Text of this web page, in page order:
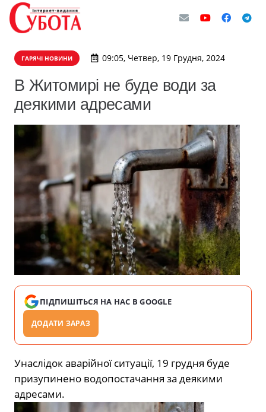
ГАРЯЧІ НОВИНИ 09:05, Четвер, 19 Грудня, 2024
В Житомирі не буде води за
деякими адресами
ПІДПИШІТЬСЯ НА НАС В GOOGLE
ДОДАТИ ЗАРАЗ
Унаслідок аварійної ситуації, 19 грудня буде
призупинено водопостачання за деякими
адресами.